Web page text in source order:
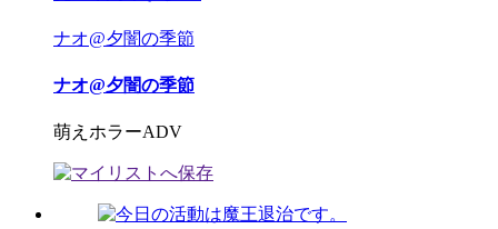
ナオ@夕闇の季節
ナオ@夕闇の季節
萌えホラーADV